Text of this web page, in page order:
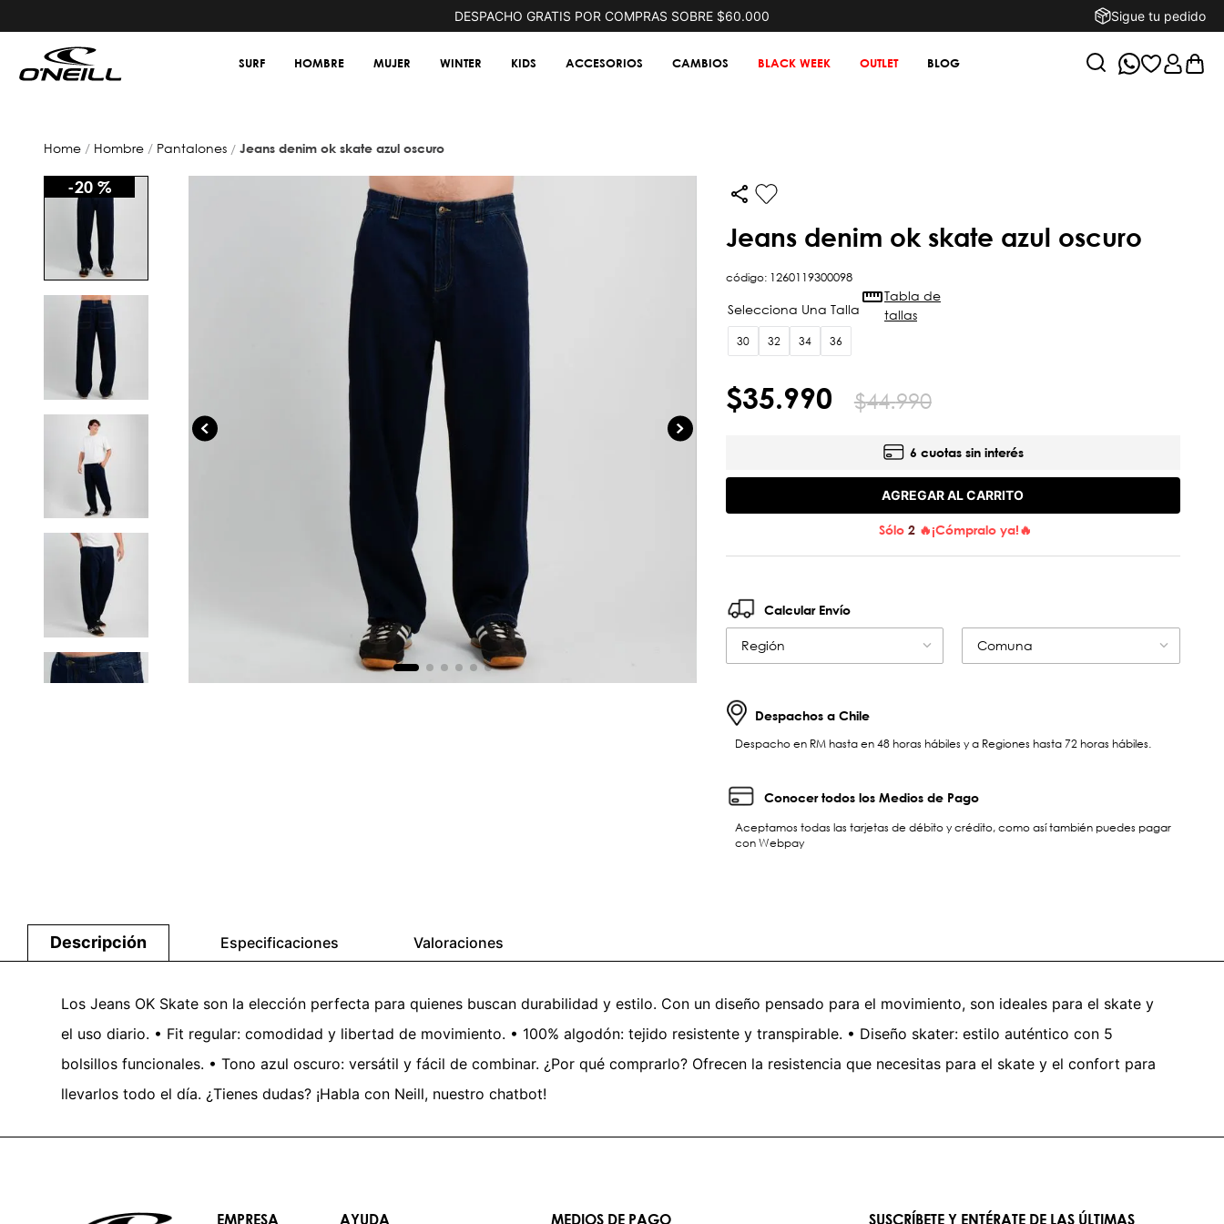
DESPACHO GRATIS POR COMPRAS SOBRE $60.000 Sigue tu pedido
SURF HOMBRE MUJER WINTER KIDS ACCESORIOS CAMBIOS BLACK WEEK OUTLET BLOG
hombre pantalones jeans denim ok skate azul oscuro
-20 %
jeans denim ok skate azul oscuro
código: 1260119300098
30 32 34 36
Tabla de
tallas
$35.990 $44.990
6 cuotas sin interés
AGREGAR AL CARRITO
Sólo 2🔥¡Cómpralo ya!🔥
Calcular Envío
Región Comuna
Despachos a Chile
Despacho en RM hasta en 48 horas hábiles y a Regiones hasta 72 horas hábiles.
Conocer todos los Medios de Pago
Aceptamos todas las tarjetas de débito y crédito, como así también puedes pagar
con Webpay
Descripción Especificaciones Valoraciones
Los Jeans OK Skate son la elección perfecta para quienes buscan durabilidad y estilo. Con un diseño pensado para el movimiento, son ideales para el skate y
el uso diario. • Fit regular: comodidad y libertad de movimiento. • 100% algodón: tejido resistente y transpirable. • Diseño skater: estilo auténtico con 5
bolsillos funcionales. • Tono azul oscuro: versátil y fácil de combinar. ¿Por qué comprarlo? Ofrecen la resistencia que necesitas para el skate y el confort para
llevarlos todo el día. ¿Tienes dudas? ¡Habla con Neill, nuestro chatbot!
EMPRESA AYUDA MEDIOS DE PAGO SUSCRÍBETE Y ENTÉRATE DE LAS ÚLTIMAS